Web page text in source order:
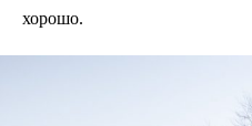
хорошо.